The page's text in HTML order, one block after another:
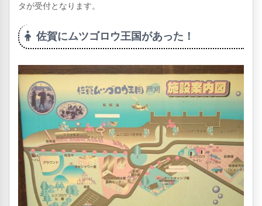
タが受付となります。
佐賀にムツゴロウ王国があった！